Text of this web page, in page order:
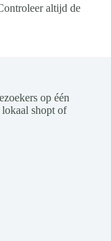
altijd de
op één
shopt of